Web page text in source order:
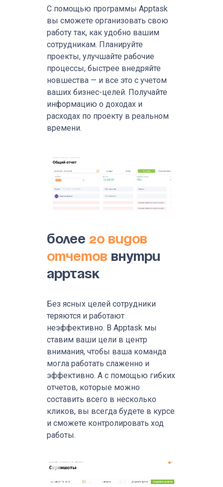
С помощью программы Apptask
вы сможете организовать свою
работу так, как удобно вашим
сотрудникам. Планируйте
проекты, улучшайте рабочие
процессы, быстрее внедряйте
новшества — и все это с учетом
ваших бизнес-целей. Получайте
информацию о доходах и
расходах по проекту в реальном
времени.
Более 20 видов
отчетов внутри
Apptask
Без ясных целей сотрудники
теряются и работают
неэффективно. В Apptask мы
ставим ваши цели в центр
внимания, чтобы ваша команда
могла работать слаженно и
эффективно. А с помощью гибких
отчетов, которые можно
составить всего в несколько
кликов, вы всегда будете в курсе
и сможете контролировать ход
работы.